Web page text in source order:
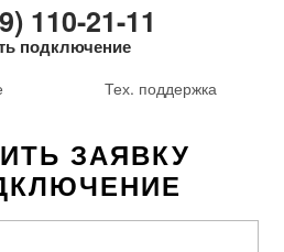
110-21-11
подключение
Тех. поддержка
ЗАЯВКУ